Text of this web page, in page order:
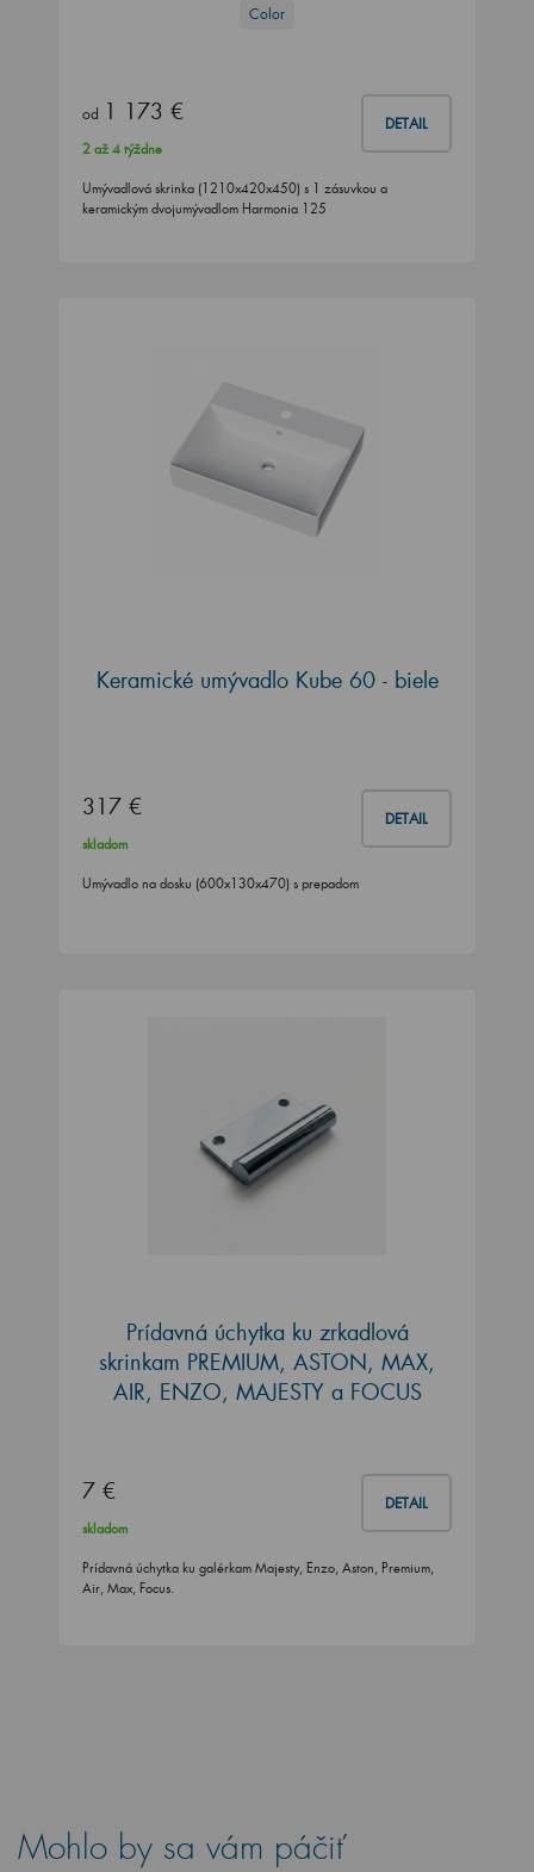
Color
od 1 173 € DETAIL
2 až 4 týždne
Umývadlová skrinka (1210x420x450) s 1 zásuvkou a
keramickým dvojumývadlom Harmonia 125
Keramické umývadlo Kube 60 - biele
317 € DETAIL
skladom
Umývadlo na dosku (600x130x470) s prepadom
Prídavná úchytka ku zrkadlová
skrinkam PREMIUM, ASTON, MAX,
AIR, ENZO, MAJESTY a FOCUS
7 € DETAIL
skladom
Prídavná úchytka ku galérkam Majesty, Enzo, Aston, Premium,
Air, Max, Focus.
Mohlo by sa vám páčiť